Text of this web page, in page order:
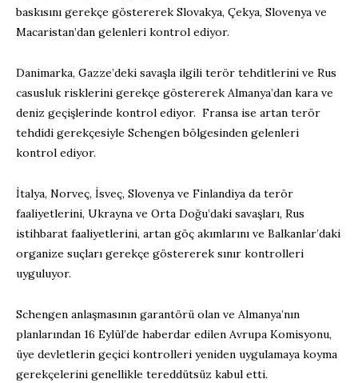
baskısını gerekçe göstererek Slovakya, Çekya, Slovenya ve
Macaristan’dan gelenleri kontrol ediyor.
Danimarka, Gazze’deki savaşla ilgili terör tehditlerini ve Rus
casusluk risklerini gerekçe göstererek Almanya’dan kara ve
deniz geçişlerinde kontrol ediyor. Fransa ise artan terör
tehdidi gerekçesiyle Schengen bölgesinden gelenleri
kontrol ediyor.
İtalya, Norveç, İsveç, Slovenya ve Finlandiya da terör
faaliyetlerini, Ukrayna ve Orta Doğu’daki savaşları, Rus
istihbarat faaliyetlerini, artan göç akımlarını ve Balkanlar’daki
organize suçları gerekçe göstererek sınır kontrolleri
uyguluyor.
Schengen anlaşmasının garantörü olan ve Almanya’nın
planlarından 16 Eylül’de haberdar edilen Avrupa Komisyonu,
üye devletlerin geçici kontrolleri yeniden uygulamaya koyma
gerekçelerini genellikle tereddütsüz kabul etti.